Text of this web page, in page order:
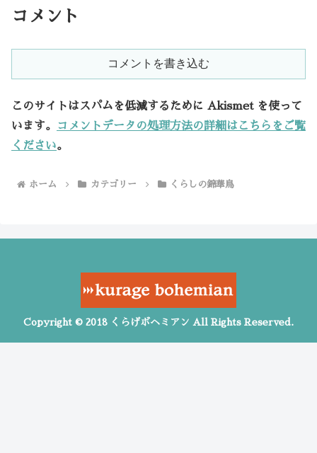
コメント
コメントを書き込む
このサイトはスパムを低減するために Akismet を使って
います。
コメントデータの処理方法の詳細はこちらをご覧
ください。
ホーム カテゴリー くらしの錦華鳥
Copyright © 2018 くらげボヘミアン All Rights Reserved.